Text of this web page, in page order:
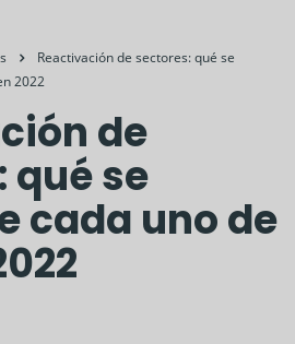
Reactivación de sectores: qué se
2022
de
qué se
cada uno de